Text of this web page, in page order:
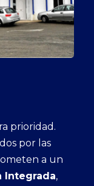
prioridad.
por las
a un
Integrada,